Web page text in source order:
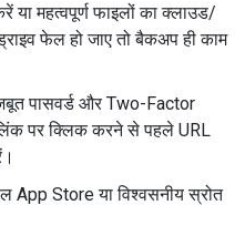
महत्वपूर्ण फाइलों का क्लाउड/
फेल हो जाए तो बैकअप ही काम
पासवर्ड और Two-Factor
पर क्लिक करने से पहले URL
Store या विश्वसनीय स्रोत